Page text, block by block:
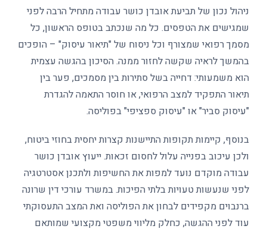
ניהול נכון של תביעת אובדן כושר עבודה מתחיל הרבה לפני
שמגישים את הטפסים. כל מה שנכתב בטופס הראשון, כל
מסמך רפואי שמצורף וכל ניסוח של "תיאור עיסוק" – הופכים
בהמשך לראיה שקשה לחזור ממנה. הסיכון בהגשה עצמית
הוא משמעותי: דחייה בשל סתירות בין מסמכים, פער בין
תיאור התפקיד למצב הרפואי, או חוסר התאמה להגדרת
"עיסוק סביר" או "עיסוק ספציפי" בפוליסה.
בנוסף, קיימות תקופות התיישנות קצרות יחסית בחוזי ביטוח,
ולכן עיכוב בפנייה עלול לחסום זכאות. ייעוץ אובדן כושר
עבודה מוקדם נועד למפות את החשיפות ולתכנן אסטרטגיה
לפני שנעשות טעויות בלתי הפיכות. במשרד עורכי דין שרונה
ברנבוים מקפידים לבחון את הפוליסה ואת המצב התעסוקתי
עוד לפני ההגשה, כחלק מליווי משפטי מקצועי שמותאם